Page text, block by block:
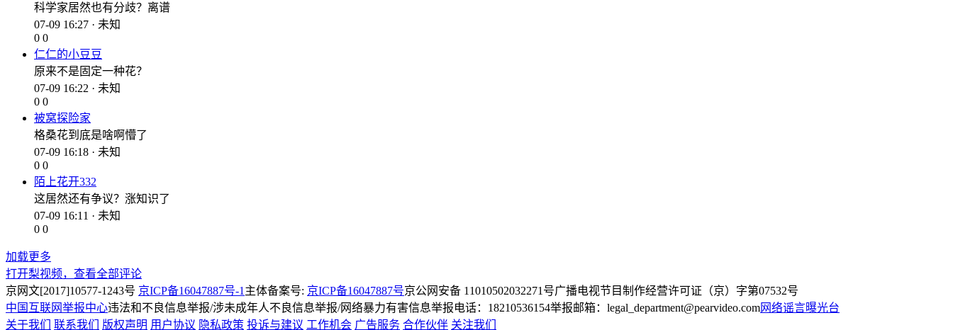
科学家居然也有分歧？离谱
07-09 16:27 · 未知
0 0
仁仁的小豆豆
原来不是固定一种花？
07-09 16:22 · 未知
0 0
被窝探险家
格桑花到底是啥啊懵了
07-09 16:18 · 未知
0 0
陌上花开332
这居然还有争议？涨知识了
07-09 16:11 · 未知
0 0
加载更多
打开梨视频，查看全部评论
京网文[2017]10577-1243号 京ICP备16047887号-1 主体备案号: 京ICP备16047887号京公网安备 11010502032271号广播电视节目制作经营许可证（京）字第07532号
中国互联网举报中心违法和不良信息举报/涉未成年人不良信息举报/网络暴力有害信息举报电话：18210536154举报邮箱：legal_department@pearvideo.com网络谣言曝光台
关于我们
联系我们 版权声明 用户协议 隐私政策 投诉与建议 工作机会 广告服务 合作伙伴 关注我们